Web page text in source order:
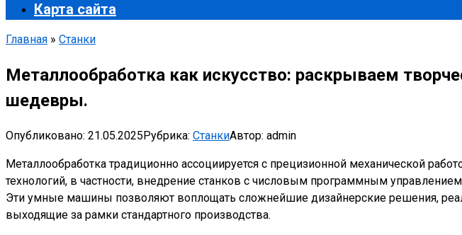
Карта сайта
Главная » Станки
Металлообработка как искусство: раскрываем
шедевры.
Опубликовано: 21.05.2025Рубрика: СтанкиАвтор: admin
Металлообработка традиционно ассоциируется с прецизионной механической
технологий, в частности, внедрение станков с числовым программным
Эти умные машины позволяют воплощать сложнейшие дизайнерские решения,
выходящие за рамки стандартного производства.